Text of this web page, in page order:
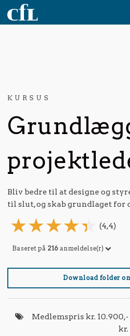
Spring til indhold
KURSUS
Bliv bedre til at designe og
til slut, og skab grundlaget for
(4,4)
Baseret på 216 anmeldelse(r)
Download folder
Medlemspris kr.
kr.